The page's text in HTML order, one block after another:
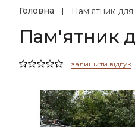
Головна Пам'ятник для
Пам'ятник
залишити відгук